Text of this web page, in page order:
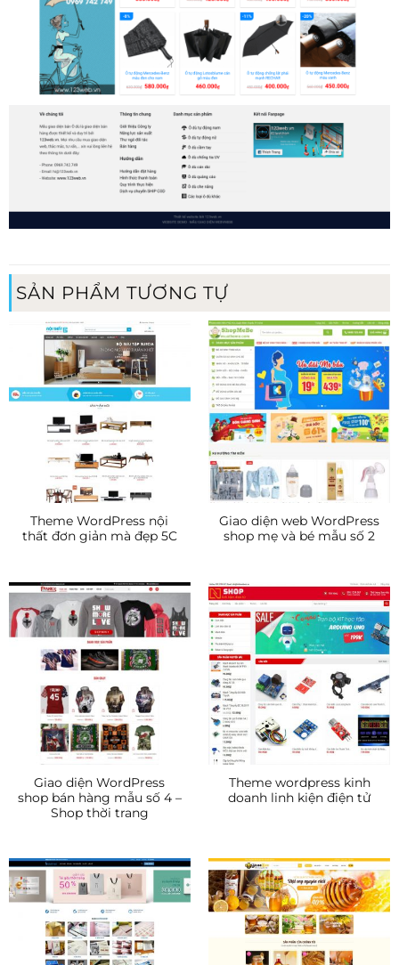
SẢN PHẨM TƯƠNG TỰ
Theme WordPress nội
thất đơn giản mà đẹp 5C
Giao diện web WordPress
shop mẹ và bé mẫu số 2
Giao diện WordPress
shop bán hàng mẫu số 4 –
Shop thời trang
Theme wordpress kinh
doanh linh kiện điện tử